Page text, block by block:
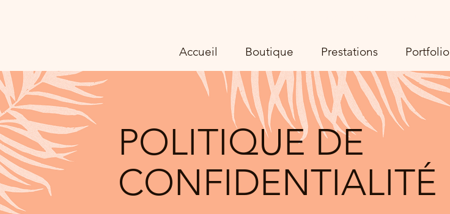
Accueil Boutique Prestations Portfolio
POLITIQUE DE
CONFIDENTIALITÉ